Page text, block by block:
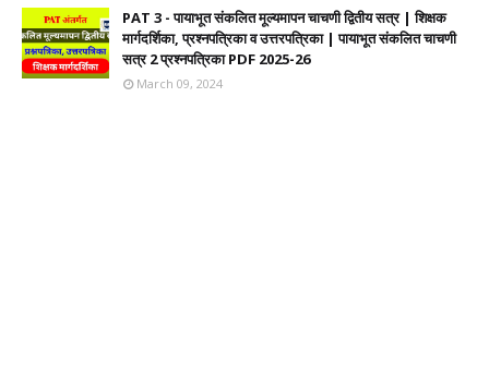
PAT 3 - पायाभूत संकलित मूल्यमापन चाचणी द्वितीय सत्र | शिक्षक
मार्गदर्शिका, प्रश्नपत्रिका व उत्तरपत्रिका | पायाभूत संकलित चाचणी
सत्र 2 प्रश्नपत्रिका PDF 2025-26
March 09, 2024